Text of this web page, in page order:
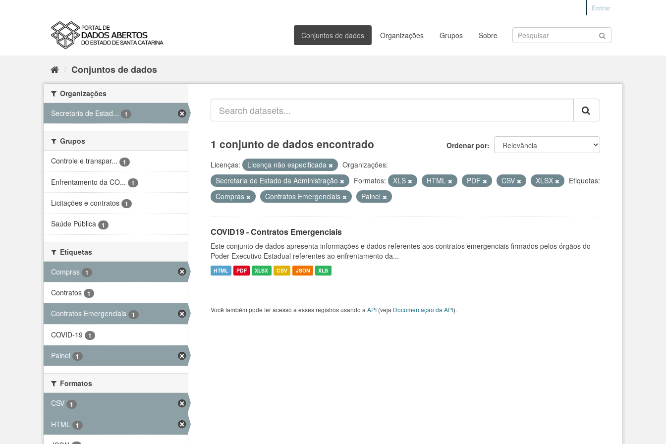
Entrar
Conjuntos de dados Organizações Grupos Sobre
Conjuntos de dados
Organizações
Secretaria de Estad...
1
Grupos
Controle e transpar...
1
Enfrentamento da CO... 1
Licitações e contratos 1
Saúde Pública 1
Etiquetas
Compras
1
Contratos 1
Contratos Emergenciais 1
COVID-19 1
Painel 1
Formatos
CSV
1
HTML 1
Ordenar por
1 conjunto de dados encontrado
Licenças: Licença não especificada
Organizações:
Secretaria de Estado da Administração
Formatos: XLS HTML PDF CSV XLSX
Etiquetas:
Compras
Contratos Emergenciais Painel
COVID19 - Contratos Emergenciais
Este conjunto de dados apresenta informações e dados referentes aos contratos emergenciais firmados pelos órgãos do
Poder Executivo Estadual referentes ao enfrentamento da...
HTML PDF XLSX CSV JSON XLS
Você também pode ter acesso a esses registros usando a API (veja Documentação da API).